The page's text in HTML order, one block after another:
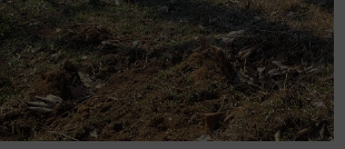
の時間をかけてこの研究を完成させた
くん。小学3年生です。